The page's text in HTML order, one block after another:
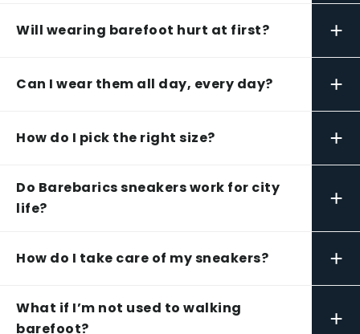
Will wearing barefoot hurt at first? +
Can I wear them all day, every day? +
How do I pick the right size? +
Do Barebarics sneakers work for city
life?
+
How do I take care of my sneakers? +
What if I’m not used to walking
barefoot?
+